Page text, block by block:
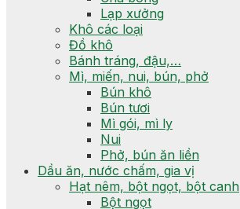
Lạp xưởng
Khô các loại
Đồ khô
Bánh tráng, đậu,…
Mì, miến, nui, bún, phở
Bún khô
Bún tươi
Mì gói, mì ly
Nui
Phở, bún ăn liền
Dầu ăn, nước chấm, gia vị
Hạt nêm, bột ngọt, bột canh
Bột ngọt